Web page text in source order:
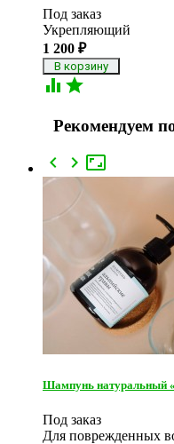
Под заказ
Укрепляющий
1 200 ₽
 
Рекомендуем
  
Шампунь натуральный
Под заказ
Для поврежденных